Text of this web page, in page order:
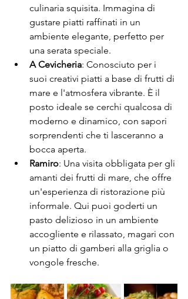
culinaria squisita. Immagina di
gustare piatti raffinati in un
ambiente elegante, perfetto per
una serata speciale.
A Cevicheria: Conosciuto per i
suoi creativi piatti a base di frutti di
mare e l'atmosfera vibrante. È il
posto ideale se cerchi qualcosa di
moderno e dinamico, con sapori
sorprendenti che ti lasceranno a
bocca aperta.
Ramiro: Una visita obbligata per gli
amanti dei frutti di mare, che offre
un'esperienza di ristorazione più
informale. Qui puoi goderti un
pasto delizioso in un ambiente
accogliente e rilassato, magari con
un piatto di gamberi alla griglia o
vongole fresche.